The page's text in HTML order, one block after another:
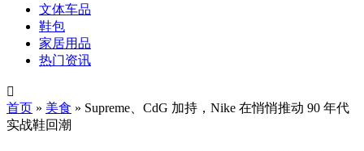
文体车品
鞋包
家居用品
热门资讯

首页 » 美食 » Supreme、CdG 加持，Nike 在悄悄推动 90 年代
实战鞋回潮